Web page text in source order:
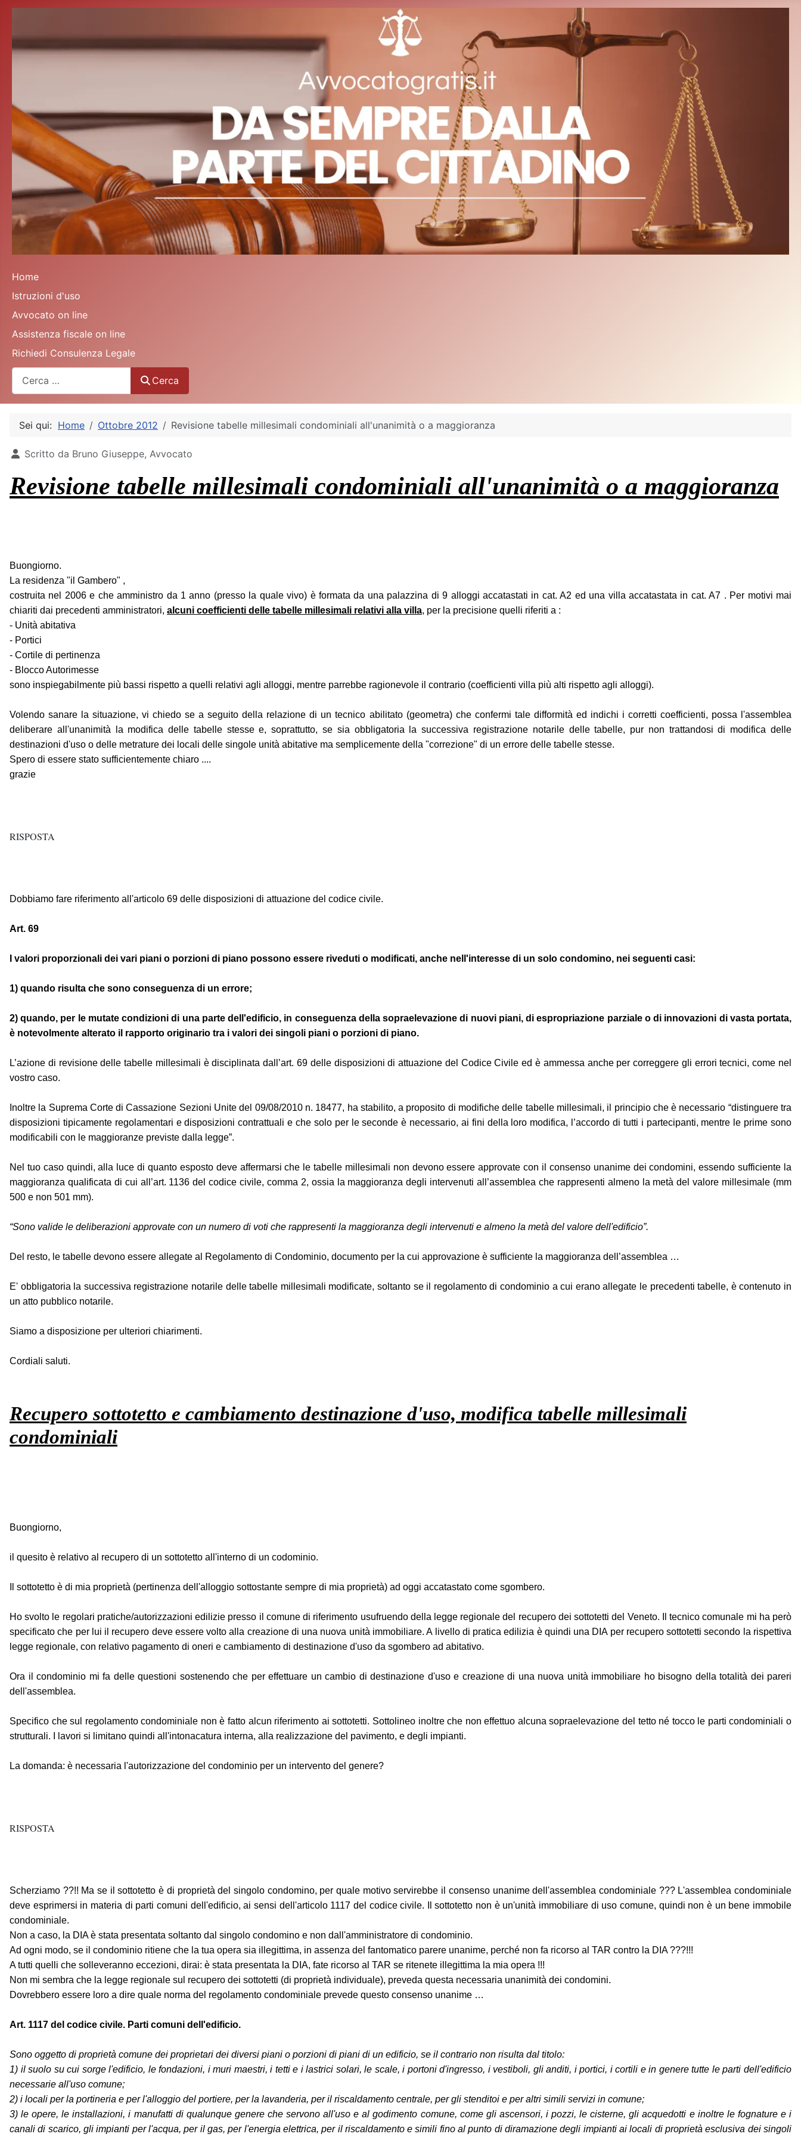
Home
Istruzioni d'uso
Avvocato on line
Assistenza fiscale on line
Richiedi Consulenza Legale
Cerca
Sei qui: Home Ottobre 2012 Revisione tabelle millesimali condominiali all'unanimità o a maggioranza
Dettagli
Scritto da Bruno Giuseppe, Avvocato
Revisione tabelle millesimali condominiali all'unanimità o a maggioranza
Buongiorno.
La residenza "il Gambero" ,
costruita nel 2006 e che amministro da 1 anno (presso la quale vivo) è formata da una palazzina di 9 alloggi accatastati in cat. A2 ed una villa accatastata in cat. A7 . Per motivi mai
chiariti dai precedenti amministratori, alcuni coefficienti delle tabelle millesimali relativi alla villa, per la precisione quelli riferiti a :
- Unità abitativa
- Portici
- Cortile di pertinenza
- Blocco Autorimesse
sono inspiegabilmente più bassi rispetto a quelli relativi agli alloggi, mentre parrebbe ragionevole il contrario (coefficienti villa più alti rispetto agli alloggi).
Volendo sanare la situazione, vi chiedo se a seguito della relazione di un tecnico abilitato (geometra) che confermi tale difformità ed indichi i corretti coefficienti, possa l'assemblea
deliberare all'unanimità la modifica delle tabelle stesse e, soprattutto, se sia obbligatoria la successiva registrazione notarile delle tabelle, pur non trattandosi di modifica delle
destinazioni d'uso o delle metrature dei locali delle singole unità abitative ma semplicemente della "correzione" di un errore delle tabelle stesse.
Spero di essere stato sufficientemente chiaro ....
grazie
RISPOSTA
Dobbiamo fare riferimento all'articolo 69 delle disposizioni di attuazione del codice civile.
Art. 69
I valori proporzionali dei vari piani o porzioni di piano possono essere riveduti o modificati, anche nell'interesse di un solo condomino, nei seguenti casi:
1) quando risulta che sono conseguenza di un errore;
2) quando, per le mutate condizioni di una parte dell'edificio, in conseguenza della sopraelevazione di nuovi piani, di espropriazione parziale o di innovazioni di vasta portata,
è notevolmente alterato il rapporto originario tra i valori dei singoli piani o porzioni di piano.
L’azione di revisione delle tabelle millesimali è disciplinata dall’art. 69 delle disposizioni di attuazione del Codice Civile ed è ammessa anche per correggere gli errori tecnici, come nel
vostro caso.
Inoltre la Suprema Corte di Cassazione Sezioni Unite del 09/08/2010 n. 18477, ha stabilito, a proposito di modifiche delle tabelle millesimali, il principio che è necessario “distinguere tra
disposizioni tipicamente regolamentari e disposizioni contrattuali e che solo per le seconde è necessario, ai fini della loro modifica, l’accordo di tutti i partecipanti, mentre le prime sono
modificabili con le maggioranze previste dalla legge”.
Nel tuo caso quindi, alla luce di quanto esposto deve affermarsi che le tabelle millesimali non devono essere approvate con il consenso unanime dei condomini, essendo sufficiente la
maggioranza qualificata di cui all’art. 1136 del codice civile, comma 2, ossia la maggioranza degli intervenuti all’assemblea che rappresenti almeno la metà del valore millesimale (mm
500 e non 501 mm).
“Sono valide le deliberazioni approvate con un numero di voti che rappresenti la maggioranza degli intervenuti e almeno la metà del valore dell'edificio”.
Del resto, le tabelle devono essere allegate al Regolamento di Condominio, documento per la cui approvazione è sufficiente la maggioranza dell’assemblea …
E' obbligatoria la successiva registrazione notarile delle tabelle millesimali modificate, soltanto se il regolamento di condominio a cui erano allegate le precedenti tabelle, è contenuto in
un atto pubblico notarile.
Siamo a disposizione per ulteriori chiarimenti.
Cordiali saluti.
Recupero sottotetto e cambiamento destinazione d'uso, modifica tabelle millesimali
condominiali
Buongiorno,
il quesito è relativo al recupero di un sottotetto all'interno di un codominio.
Il sottotetto è di mia proprietà (pertinenza dell'alloggio sottostante sempre di mia proprietà) ad oggi accatastato come sgombero.
Ho svolto le regolari pratiche/autorizzazioni edilizie presso il comune di riferimento usufruendo della legge regionale del recupero dei sottotetti del Veneto. Il tecnico comunale mi ha però
specificato che per lui il recupero deve essere volto alla creazione di una nuova unità immobiliare. A livello di pratica edilizia è quindi una DIA per recupero sottotetti secondo la rispettiva
legge regionale, con relativo pagamento di oneri e cambiamento di destinazione d'uso da sgombero ad abitativo.
Ora il condominio mi fa delle questioni sostenendo che per effettuare un cambio di destinazione d'uso e creazione di una nuova unità immobiliare ho bisogno della totalità dei pareri
dell'assemblea.
Specifico che sul regolamento condominiale non è fatto alcun riferimento ai sottotetti. Sottolineo inoltre che non effettuo alcuna sopraelevazione del tetto né tocco le parti condominiali o
strutturali. I lavori si limitano quindi all'intonacatura interna, alla realizzazione del pavimento, e degli impianti.
La domanda: è necessaria l'autorizzazione del condominio per un intervento del genere?
RISPOSTA
Scherziamo ??!! Ma se il sottotetto è di proprietà del singolo condomino, per quale motivo servirebbe il consenso unanime dell'assemblea condominiale ??? L'assemblea condominiale
deve esprimersi in materia di parti comuni dell'edificio, ai sensi dell'articolo 1117 del codice civile. Il sottotetto non è un'unità immobiliare di uso comune, quindi non è un bene immobile
condominiale.
Non a caso, la DIA è stata presentata soltanto dal singolo condomino e non dall'amministratore di condominio.
Ad ogni modo, se il condominio ritiene che la tua opera sia illegittima, in assenza del fantomatico parere unanime, perché non fa ricorso al TAR contro la DIA ???!!!
A tutti quelli che solleveranno eccezioni, dirai: è stata presentata la DIA, fate ricorso al TAR se ritenete illegittima la mia opera !!!
Non mi sembra che la legge regionale sul recupero dei sottotetti (di proprietà individuale), preveda questa necessaria unanimità dei condomini.
Dovrebbero essere loro a dire quale norma del regolamento condominiale prevede questo consenso unanime …
Art. 1117 del codice civile. Parti comuni dell'edificio.
Sono oggetto di proprietà comune dei proprietari dei diversi piani o porzioni di piani di un edificio, se il contrario non risulta dal titolo:
1) il suolo su cui sorge l'edificio, le fondazioni, i muri maestri, i tetti e i lastrici solari, le scale, i portoni d'ingresso, i vestiboli, gli anditi, i portici, i cortili e in genere tutte le parti dell'edificio
necessarie all'uso comune;
2) i locali per la portineria e per l'alloggio del portiere, per la lavanderia, per il riscaldamento centrale, per gli stenditoi e per altri simili servizi in comune;
3) le opere, le installazioni, i manufatti di qualunque genere che servono all'uso e al godimento comune, come gli ascensori, i pozzi, le cisterne, gli acquedotti e inoltre le fognature e i
canali di scarico, gli impianti per l'acqua, per il gas, per l'energia elettrica, per il riscaldamento e simili fino al punto di diramazione degli impianti ai locali di proprietà esclusiva dei singoli